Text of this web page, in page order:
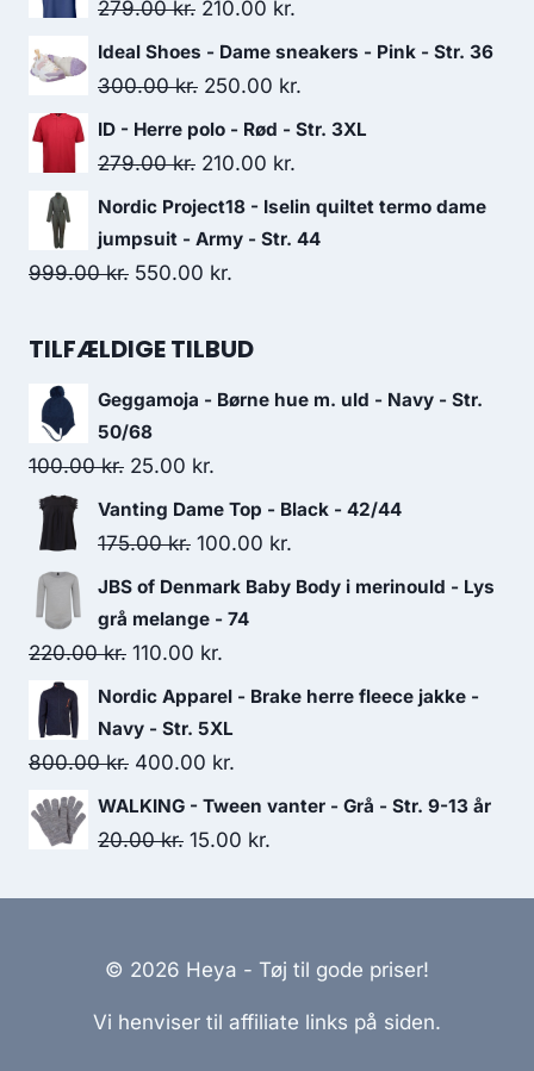
279.00kr. Original
price
was:
210.00 kr.
price
is:
Ideal Shoes - Dame sneakers - Pink - Str. 36
300.00kr. Original
price
was:
250.00 kr.
price
ID - Herre polo - Rød - Str. 3XL
279.00kr. Original
price
was:
279.00 kr..
210.00 kr.
price
is:
Nordic Project18 - Iselin quiltet termo dame
jumpsuit - Army - Str. 44
999.00kr. Original
was:
550.00 kr.
is:
TILFÆLDIGE TILBUD
Geggamoja - Børne hue m. uld - Navy - Str.
50/68
100.00kr. Original
price
was:
25.00 kr.
price
is:
Vanting Dame Top - Black - 42/44
175.00kr. Original
price
was:
175.00 kr..
100.00 kr.
price
JBS of Denmark Baby Body i merinould - Lys
grå melange - 74
220.00kr. Original
price
was:
220.00 kr..
110.00 kr.
price
is:
110.00 kr..
Nordic Apparel - Brake herre fleece jakke -
Navy - Str. 5XL
800.00kr. Original
price
was:
400.00 kr.
price
is:
WALKING - Tween vanter - Grå - Str. 9-13 år
20.00kr. Original
15.00 kr.
© 2026 Heya - Tøj til gode priser!
Vi henviser til affiliate links på siden.